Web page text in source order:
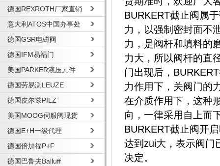
德国REXROTH厂家直销
意大利ATOS中国办事处
德国GSR电磁阀
德国IFM易福门
美国PARKER液压元件
德国劳易测LEUZE
德国皮尔兹PILZ
美国MOOG伺服阀现货
德国E+H一级代理
德国倍加福P+F
德国巴鲁夫Balluff
BURKERT截止阀属
力，以强制密封面不
力，是阀杆和填料的
力大，所以阀杆的直
门出现后，
力作用下，关阀门的
在介质作用下，这种
向，一律采用自上而
BURKERT截止阀开
达到zui大，表示阀门
决定。